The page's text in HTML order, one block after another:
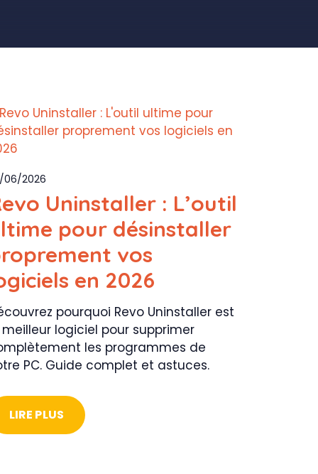
06/2026
Uninstaller : L’outil
pour désinstaller
vos
en 2026
pourquoi Revo Uninstaller est
meilleur logiciel pour supprimer
les programmes de
PC. Guide complet et astuces.
LIRE PLUS